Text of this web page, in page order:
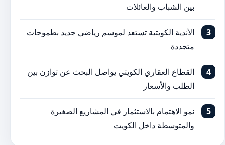
بين الشباب والعائلات
الأندية الكويتية تستعد لموسم رياضي جديد بطموحات
متجددة
القطاع العقاري الكويتي يواصل البحث عن توازن بين
الطلب والأسعار
نمو الاهتمام بالاستثمار في المشاريع الصغيرة
والمتوسطة داخل الكويت